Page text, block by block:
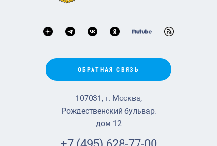
ОБРАТНАЯ СВЯЗЬ
107031, г. Москва,
Рождественский бульвар,
дом 12